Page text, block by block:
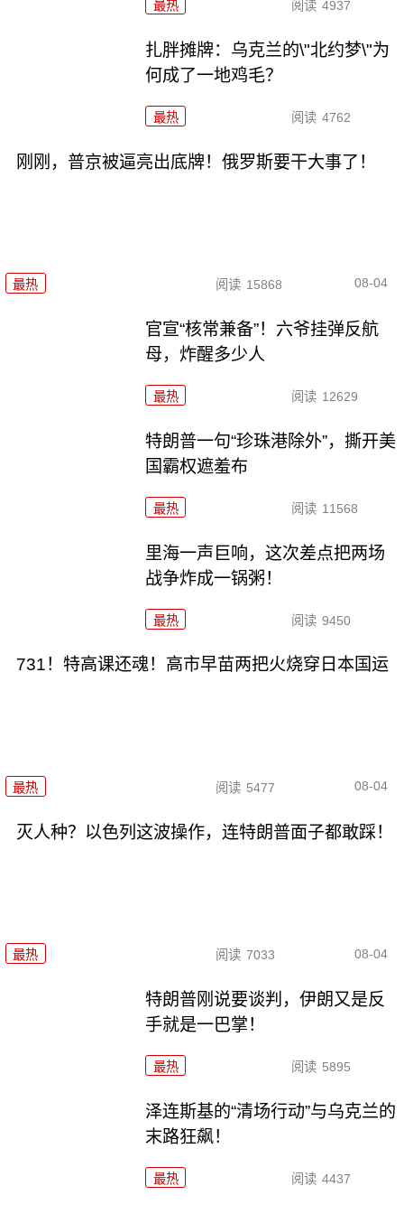
最热 阅读 4937
扎胖摊牌：乌克兰的\"北约梦\"为
何成了一地鸡毛？
最热 阅读 4762
刚刚，普京被逼亮出底牌！俄罗斯要干大事了！
最热 阅读 15868 08-04
官宣“核常兼备”！六爷挂弹反航
母，炸醒多少人
最热 阅读 12629
特朗普一句“珍珠港除外”，撕开美
国霸权遮羞布
最热 阅读 11568
里海一声巨响，这次差点把两场
战争炸成一锅粥！
最热 阅读 9450
731！特高课还魂！高市早苗两把火烧穿日本国运
最热 阅读 5477 08-04
灭人种？以色列这波操作，连特朗普面子都敢踩！
最热 阅读 7033 08-04
特朗普刚说要谈判，伊朗又是反
手就是一巴掌！
最热 阅读 5895
泽连斯基的“清场行动”与乌克兰的
末路狂飙！
最热 阅读 4437